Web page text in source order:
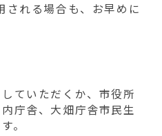
れる場合も、お早めに
ていただくか、市役所
庁舎、大畑庁舎市民生
。